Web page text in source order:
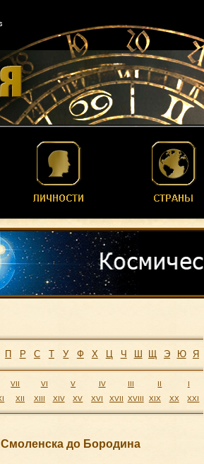
П Р С Т У Ф Х Ц Ч Ш Щ Э Ю Я
VII VI V IV III II
I
XII XIII XIV XV XVI XVII XVIII XIX XX XXI
Смоленска до Бородина